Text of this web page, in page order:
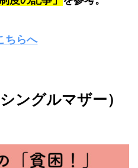
ちらへ
ングルマザー）